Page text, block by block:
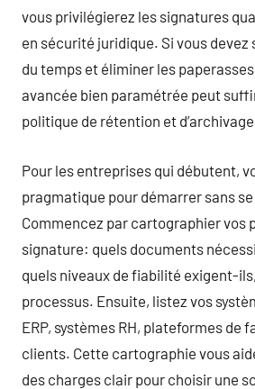
vous privilégierez les signatures
en sécurité juridique. Si vous
du temps et éliminer les
avancée bien paramétrée peut
politique de rétention et
Pour les entreprises qui débutent,
pragmatique pour démarrer sans
Commencez par cartographier vos
signature: quels documents
quels niveaux de fiabilité exigent-
processus. Ensuite, listez vos
ERP, systèmes RH, plateformes de
clients. Cette cartographie vous
des charges clair pour choisir une